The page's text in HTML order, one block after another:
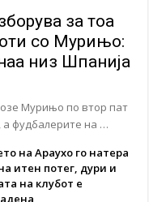
за тоа
со Мурињо:
низ Шпанија
Мурињо по втор пат
фудбалерите на …
на Араухо го натера
итен потег, дури и
на клубот е